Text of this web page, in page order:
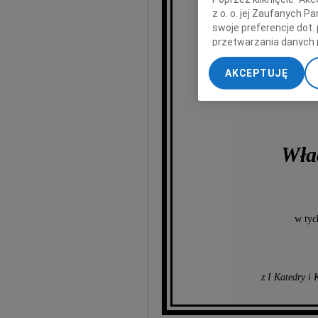
w
z I Katedry i
z o. o. jej Zaufanych
swoje preferencje dot.
przetwarzania danych
„Ustawienia
My, nasi Zaufani
dokładnych danych
Przechowywanie
treści, badnie
AKCEPTUJĘ